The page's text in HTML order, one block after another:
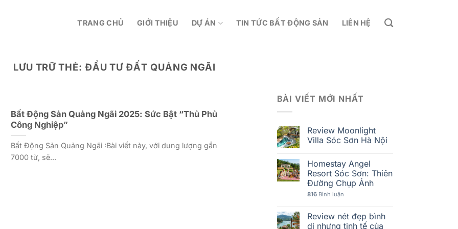
TRANG CHỦ GIỚI THIỆU DỰ ÁN TIN TỨC BẤT ĐỘNG SẢN LIÊN HỆ
LƯU TRỮ THẺ: ĐẦU TƯ ĐẤT QUẢNG NGÃI
Bất Động Sản Quảng Ngãi 2025: Sức Bật “Thủ Phủ
Công Nghiệp”
Bất Động Sản Quảng Ngãi :Bài viết này, với dung lượng gần
7000 từ, sẽ...
BÀI VIẾT MỚI NHẤT
Review Moonlight
Villa Sóc Sơn Hà Nội
Homestay Angel
Resort Sóc Sơn: Thiên
Đường Chụp Ảnh
816Bình luận
Review nét đẹp bình
dị nhưng tinh tế của